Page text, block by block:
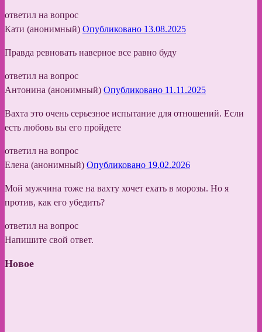
ответил на вопрос
Кати (анонимный) Опубликовано 13.08.2025
Правда ревновать наверное все равно буду
ответил на вопрос
Антонина (анонимный) Опубликовано 11.11.2025
Вахта это очень серьезное испытание для отношений. Если
есть любовь вы его пройдете
ответил на вопрос
Елена (анонимный) Опубликовано 19.02.2026
Мой мужчина тоже на вахту хочет ехать в морозы. Но я
против, как его убедить?
ответил на вопрос
Напишите свой ответ.
Новое